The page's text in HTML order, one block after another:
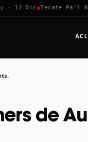
Dic ✱Tecate Pa'l
ACL
de